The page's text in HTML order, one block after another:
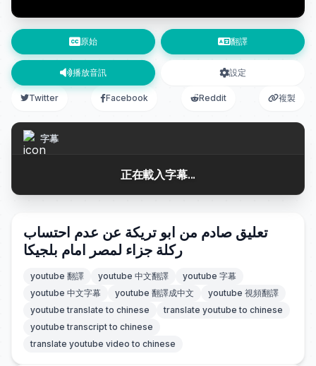
原始 翻譯
播放音訊 設定
Twitter Facebook Reddit 複製
字幕
正在載入字幕...
تعليق صادم من ابو تريكة عن عدم احتساب
ركلة جزاء لمصر امام بلجيكا
youtube 翻譯 youtube 中文翻譯
youtube 字幕
youtube 中文字幕
youtube 翻譯成中文
youtube 視頻翻譯
youtube translate to chinese
translate youtube to chinese
youtube transcript to chinese
translate youtube video to chinese